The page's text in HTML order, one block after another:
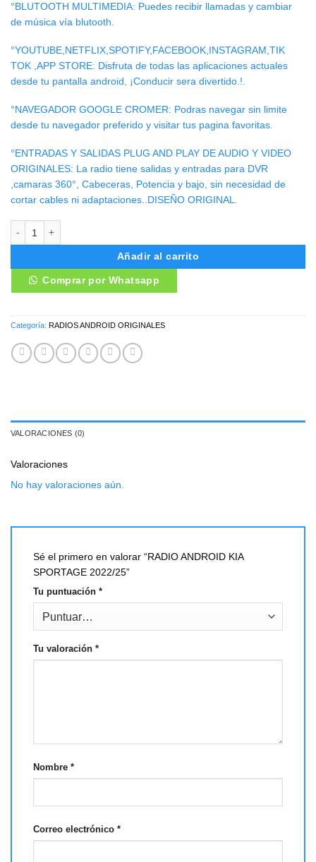
°BLUTOOTH MULTIMEDIA: Puedes recibir llamadas y cambiar
de música vía blutooth.
°YOUTUBE,NETFLIX,SPOTIFY,FACEBOOK,INSTAGRAM,TIK
TOK ,APP STORE: Disfruta de todas las aplicaciones actuales
desde tu pantalla android, ¡Conducir sera divertido.!.
°NAVEGADOR GOOGLE CROMER: Podras navegar sin limite
desde tu navegador preferido y visitar tus pagina favoritas.
°ENTRADAS Y SALIDAS PLUG AND PLAY DE AUDIO Y VIDEO
ORIGINALES: La radio tiene salidas y entradas para DVR
,camaras 360°, Cabeceras, Potencia y bajo, sin necesidad de
cortar cables ni adaptaciones..DISEÑO ORIGINAL.
Añadir al carrito
Comprar por Whatsapp
Categoría: RADIOS ANDROID ORIGINALES
VALORACIONES (0)
Valoraciones
No hay valoraciones aún.
Sé el primero en valorar “RADIO ANDROID KIA
SPORTAGE 2022/25”
Tu puntuación *
Tu valoración *
Nombre *
Correo electrónico *